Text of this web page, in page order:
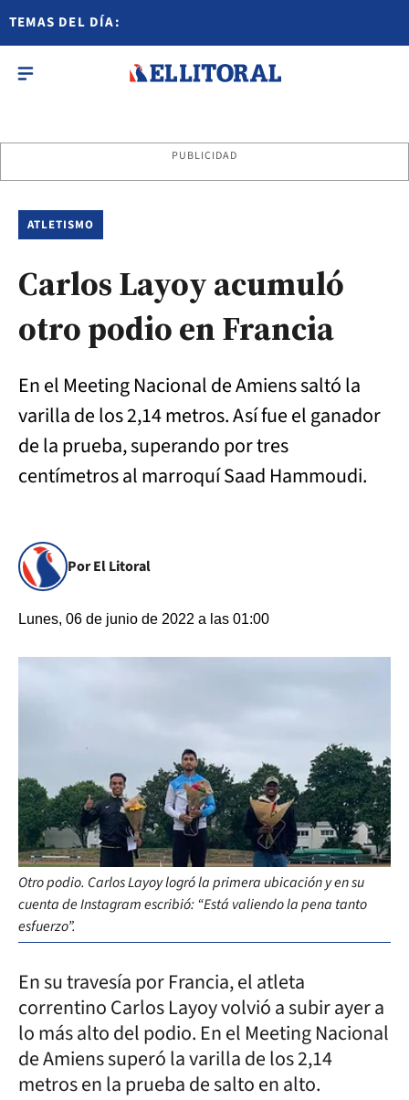
TEMAS DEL DÍA:
PUBLICIDAD
ATLETISMO
Carlos Layoy acumuló
otro podio en Francia
En el Meeting Nacional de Amiens saltó la
varilla de los 2,14 metros. Así fue el ganador
de la prueba, superando por tres
centímetros al marroquí Saad Hammoudi.
Por El Litoral
Lunes, 06 de junio de 2022 a las 01:00
Otro podio. Carlos Layoy logró la primera ubicación y en su
cuenta de Instagram escribió: “Está valiendo la pena tanto
esfuerzo”.
En su travesía por Francia, el atleta
correntino Carlos Layoy volvió a subir ayer a
lo más alto del podio. En el Meeting Nacional
de Amiens superó la varilla de los 2,14
metros en la prueba de salto en alto.